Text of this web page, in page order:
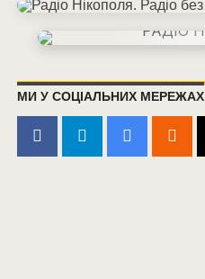
МИ У СОЦІАЛЬНИХ МЕРЕЖАХ